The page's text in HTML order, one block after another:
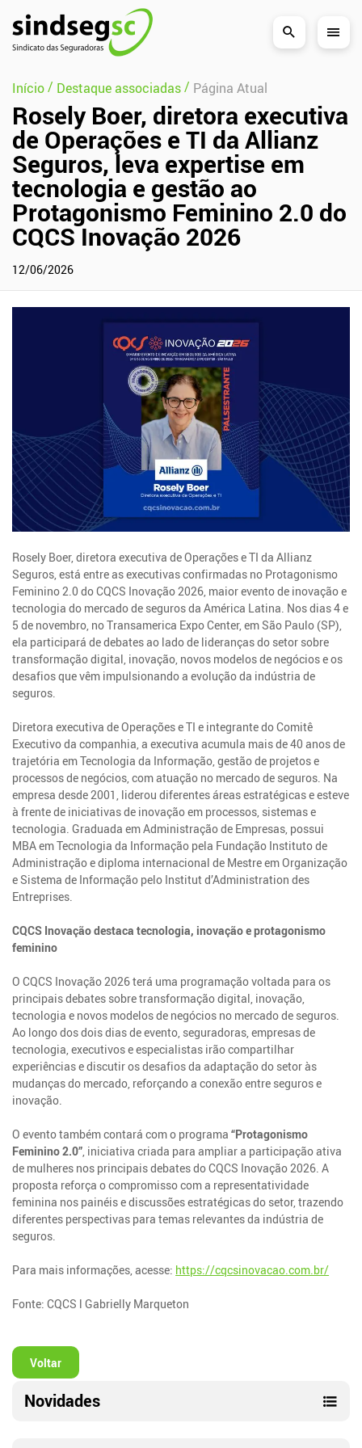
Pular Navegação (s)
Início/ Destaque associadas/ Página Atual
Rosely Boer, diretora executiva
de Operações e TI da Allianz
Seguros, leva expertise em
tecnologia e gestão ao
Protagonismo Feminino 2.0 do
CQCS Inovação 2026
12/06/2026
Rosely Boer, diretora executiva de Operações e TI da Allianz
Seguros, está entre as executivas confirmadas no Protagonismo
Feminino 2.0 do CQCS Inovação 2026, maior evento de inovação e
tecnologia do mercado de seguros da América Latina. Nos dias 4 e
5 de novembro, no Transamerica Expo Center, em São Paulo (SP),
ela participará de debates ao lado de lideranças do setor sobre
transformação digital, inovação, novos modelos de negócios e os
desafios que vêm impulsionando a evolução da indústria de
seguros.
Diretora executiva de Operações e TI e integrante do Comitê
Executivo da companhia, a executiva acumula mais de 40 anos de
trajetória em Tecnologia da Informação, gestão de projetos e
processos de negócios, com atuação no mercado de seguros. Na
empresa desde 2001, liderou diferentes áreas estratégicas e esteve
à frente de iniciativas de inovação em processos, sistemas e
tecnologia. Graduada em Administração de Empresas, possui
MBA em Tecnologia da Informação pela Fundação Instituto de
Administração e diploma internacional de Mestre em Organização
e Sistema de Informação pelo Institut d’Administration des
Entreprises.
CQCS Inovação destaca tecnologia, inovação e protagonismo
feminino
O CQCS Inovação 2026 terá uma programação voltada para os
principais debates sobre transformação digital, inovação,
tecnologia e novos modelos de negócios no mercado de seguros.
Ao longo dos dois dias de evento, seguradoras, empresas de
tecnologia, executivos e especialistas irão compartilhar
experiências e discutir os desafios da adaptação do setor às
mudanças do mercado, reforçando a conexão entre seguros e
inovação.
O evento também contará com o programa“Protagonismo
Feminino 2.0”, iniciativa criada para ampliar a participação ativa
de mulheres nos principais debates do CQCS Inovação 2026. A
proposta reforça o compromisso com a representatividade
feminina nos painéis e discussões estratégicas do setor, trazendo
diferentes perspectivas para temas relevantes da indústria de
seguros.
Para mais informações, acesse: https://cqcsinovacao.com.br/
Fonte: CQCS l Gabrielly Marqueton
Voltar
Novidades